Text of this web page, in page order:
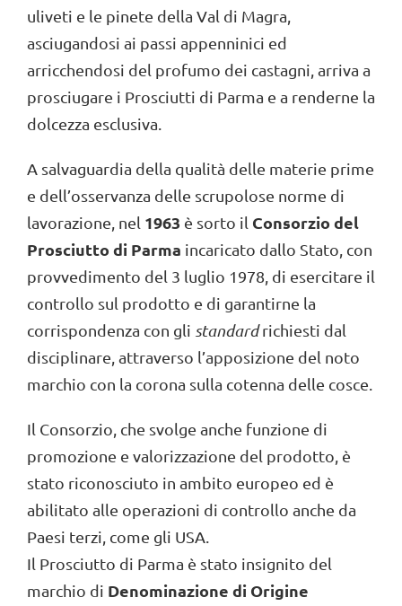
uliveti e le pinete della Val di Magra,
asciugandosi ai passi appenninici ed
arricchendosi del profumo dei castagni, arriva a
prosciugare i Prosciutti di Parma e a renderne la
dolcezza esclusiva.
A salvaguardia della qualità delle materie prime
e dell’osservanza delle scrupolose norme di
lavorazione, nel 1963 è sorto il Consorzio del
Prosciutto di Parma incaricato dallo Stato, con
provvedimento del 3 luglio 1978, di esercitare il
controllo sul prodotto e di garantirne la
corrispondenza con gli standardrichiesti dal
disciplinare, attraverso l’apposizione del noto
marchio con la corona sulla cotenna delle cosce.
Il Consorzio, che svolge anche funzione di
promozione e valorizzazione del prodotto, è
stato riconosciuto in ambito europeo ed è
abilitato alle operazioni di controllo anche da
Paesi terzi, come gli USA.
Il Prosciutto di Parma è stato insignito del
marchio di Denominazione di Origine